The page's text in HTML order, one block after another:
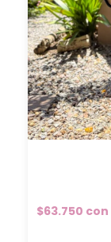
$63.750 con